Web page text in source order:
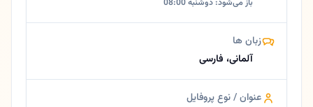
زبان ها
آلمانی، فارسی
عنوان / نوع پروفایل